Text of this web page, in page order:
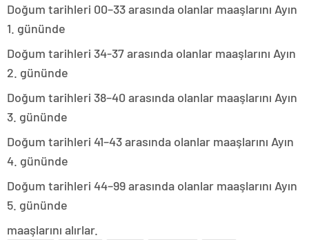
Doğum tarihleri 00–33 arasında olanlar maaşlarını Ayın
1. gününde
Doğum tarihleri 34-37 arasında olanlar maaşlarını Ayın
2. gününde
Doğum tarihleri 38–40 arasında olanlar maaşlarını Ayın
3. gününde
Doğum tarihleri 41–43 arasında olanlar maaşlarını Ayın
4. gününde
Doğum tarihleri 44–99 arasında olanlar maaşlarını Ayın
5. gününde
maaşlarını alırlar.